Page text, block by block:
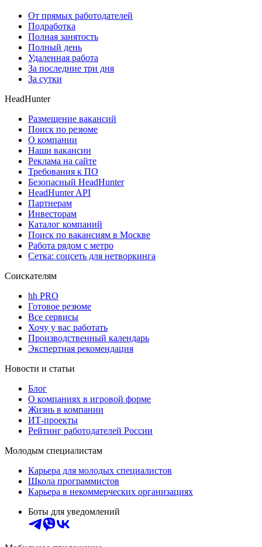
От прямых работодателей
Подработка
Полная занятость
Полный день
Удаленная работа
За последние три дня
За сутки
HeadHunter
Размещение вакансий
Поиск по резюме
О компании
Наши вакансии
Реклама на сайте
Требования к ПО
Безопасный HeadHunter
HeadHunter API
Партнерам
Инвесторам
Каталог компаний
Поиск по вакансиям в Москве
Работа рядом с метро
Сетка: соцсеть для нетворкинга
Соискателям
hh PRO
Готовое резюме
Все сервисы
Хочу у вас работать
Производственный календарь
Экспертная рекомендация
Новости и статьи
Блог
О компаниях в игровой форме
Жизнь в компании
ИТ-проекты
Рейтинг работодателей России
Молодым специалистам
Карьера для молодых специалистов
Школа программистов
Карьера в некоммерческих организациях
Боты для уведомлений